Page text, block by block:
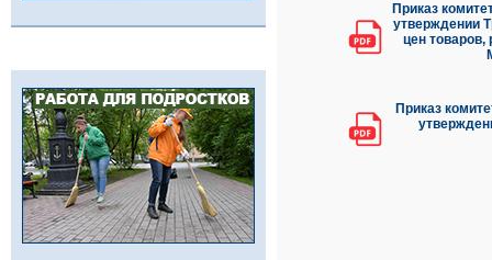
Приказ
утверждении
цен товаров,
Приказ